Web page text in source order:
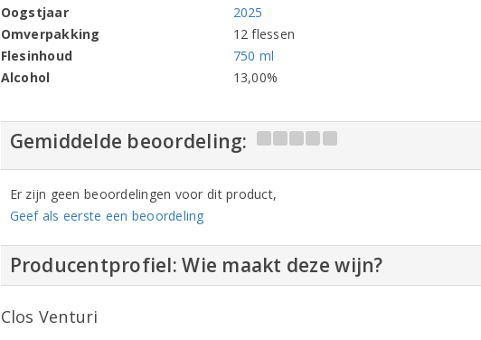
Oogstjaar
2025
Omverpakking
12 flessen
Flesinhoud
750 ml
Alcohol
13,00%
Gemiddelde beoordeling:
Er zijn geen beoordelingen voor dit product,
Geef als eerste een beoordeling
Producentprofiel: Wie maakt deze wijn?
Clos Venturi